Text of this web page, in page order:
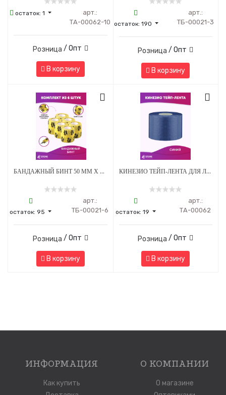
остаток:1
арт.:
ТА-00062-10
Розница / Опт
В корзину
остаток: 190
арт.:
ТБ-00021-3
Розница / Опт
В корзину
БАНДАЖНЫЙ БИНТ 50 ММ Х 4.5 М ЖЕЛТЫЙ С ЛАПКАМИ - 6 ШТ
остаток:95
арт.:
ТБ-00021-6
Розница / Опт
В корзину
КИНЕЗИО ТЕЙП-ЛЕНТА ДЛЯ ЛИЦА И ТЕЛА 5 СМ Х 5М СИНИЙ
остаток:19
арт.:
ТА-00062
Розница / Опт
В корзину
ИНФОРМАЦИЯ
Как купить
О КОМПАНИИ
О магазине